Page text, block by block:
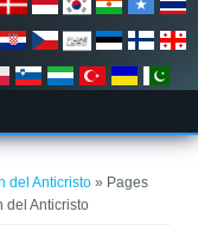
del Anticristo » Pages
del Anticristo